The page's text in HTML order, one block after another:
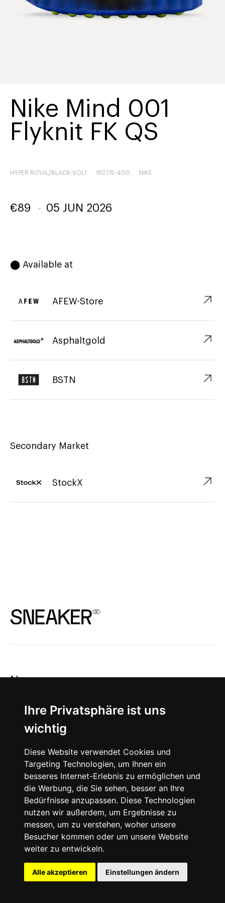
Ihre Privatsphäre ist uns
wichtig
Diese Website verwendet Cookies und
Targeting Technologien, um Ihnen ein
besseres Internet-Erlebnis zu ermöglichen und
die Werbung, die Sie sehen, besser an Ihre
Bedürfnisse anzupassen. Diese Technologien
nutzen wir außerdem, um Ergebnisse zu
messen, um zu verstehen, woher unsere
Besucher kommen oder um unsere Website
weiter zu entwickeln.
Alle akzeptieren Einstellungen ändern
Nike Mind 001
Flyknit FK QS
HYPER ROYAL/BLACK-VOLT IR2175-400 NIKE
€89 - 05 JUN 2026
⬤ Available at
AFEW-Store ↗︎
Asphaltgold ↗︎
BSTN ↗︎
Secondary Market
StockX ↗︎
News
About
Instagram
Facebook
© 2024 SNEAKERᴰᴱ, All rights reserved.
Impressum Datenschutz
Cookie-Einstellungen